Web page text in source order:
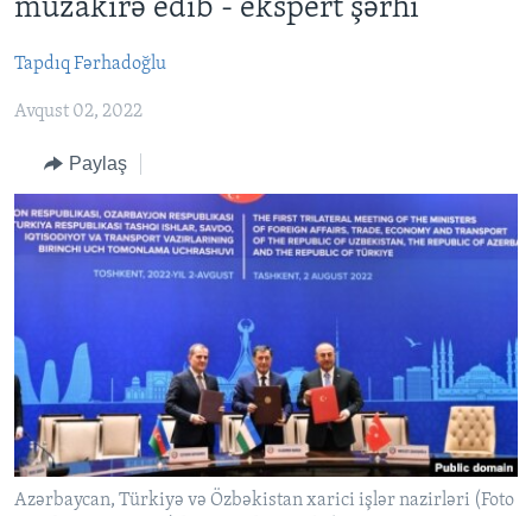
main
Skip
İSRAIL-HƏMAS MÜNAQIŞƏSI
ABŞ SEÇKILƏRI 2024
İRAN AZƏRBAYCANI
VIDEOLAR
MEDIA AZADLIĞI
BAŞ MƏQALƏ
LEARNING ENGLISH
Dillər
müzakirə edib - ekspert şərhi
Tapdıq Fərhadoğlu
Avqust 02, 2022
Paylaş
Azərbaycan, Türkiyə və Özbəkistan xarici işlər nazirləri (Foto